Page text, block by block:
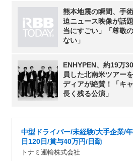
熊本地震の瞬間、手
迫ニュース映像が話
当にすごい」「尊敬
ない」
ENHYPEN、約19万
員した北南米ツアー
ディアが絶賛！「キ
長く残る公演」
中型ドライバー/未経験/大手企業/
日120日/賞与40万円/日勤
トナミ運輸株式会社